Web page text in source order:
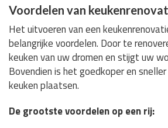
Voordelen van
Het uitvoeren van een
belangrijke voordelen. Door te
keuken van uw dromen en stijgt uw
Bovendien is het goedkoper en
keuken plaatsen.
De grootste voordelen op een rij: